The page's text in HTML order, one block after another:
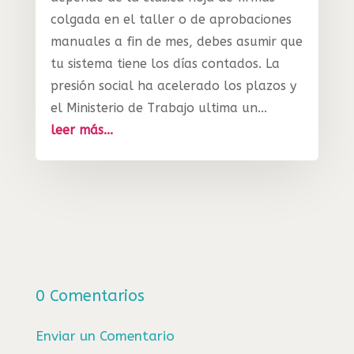
colgada en el taller o de aprobaciones
manuales a fin de mes, debes asumir que
tu sistema tiene los días contados. La
presión social ha acelerado los plazos y
el Ministerio de Trabajo ultima un...
leer más...
0 Comentarios
Enviar un Comentario